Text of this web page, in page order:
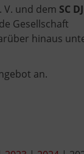
V. und dem SC
Gesellschaft
hinaus
an.